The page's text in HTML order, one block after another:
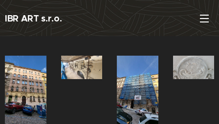
IBR ART s.r.o.